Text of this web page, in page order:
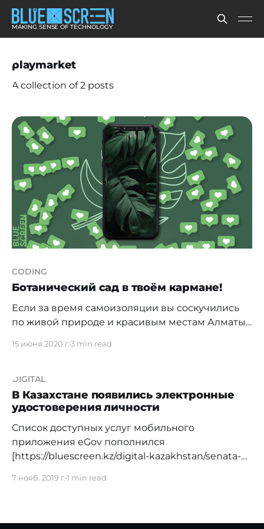
MAKING SENSE OF TECHNOLOGY
playmarket
A collection of 2 posts
CODING
Ботанический сад в твоём кармане!
Если за время самоизоляции вы соскучились
по живой природе и красивым местам Алматы,
растениях и других объектах, расположенных в
саду. Берик Есалиев, руководитель проекта
реконструкции Ботанического сада от Фонда
Булата Утемуратова, рассказал,
15 июня 2020 г.3 min read
DIGITAL
В Казахстане появились электронные
удостоверения личности
Список доступных услуг мобильного
приложения eGov пополнился
[https://bluescreen.kz/digital-kazakhstan/senata-
7 нояб. 2019 г.1 min read